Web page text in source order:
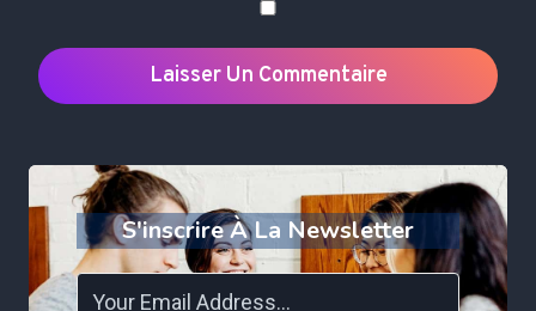
S'inscrire À La Newsletter